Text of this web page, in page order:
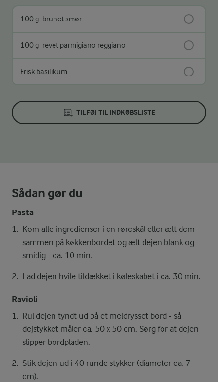
100 g brunet smør
100 g revet parmigiano reggiano
Frisk basilikum
TILFØJ TIL INDKØBSLISTE
Sådan gør du
Pasta
Kom alle ingredienser i en røreskål eller ælt dem
sammen på køkkenbordet og ælt dejen blank og
smidig - ca. 10 min.
Lad dejen hvile tildækket i køleskabet i ca. 30 min.
Ravioli
Rul dejen tyndt ud på et meldrysset bord - så
dejstykket måler ca. 50 x 50 cm. Sørg for at dejen
slipper bordpladen.
Stik dejen ud i 40 runde stykker (diameter ca. 7
cm).